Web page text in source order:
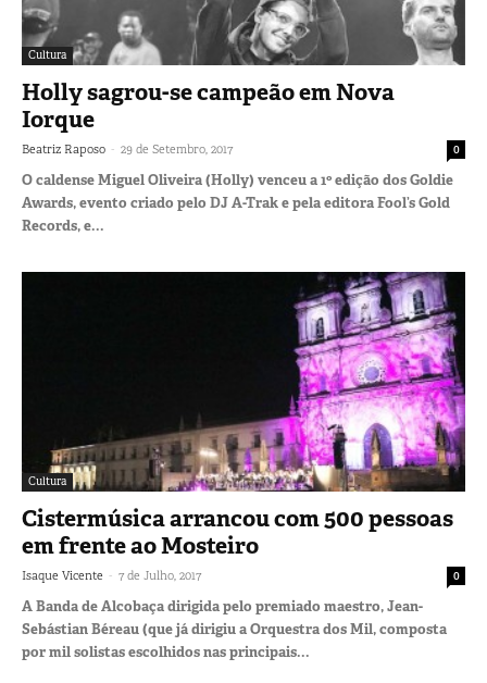
Cultura
Holly sagrou-se campeão em Nova
Iorque
Beatriz Raposo - 29 de Setembro, 2017 0
O caldense Miguel Oliveira (Holly) venceu a 1º edição dos Goldie
Awards, evento criado pelo DJ A-Trak e pela editora Fool’s Gold
Records, e...
Cultura
Cistermúsica arrancou com 500 pessoas
em frente ao Mosteiro
Isaque Vicente - 7 de Julho, 2017 0
A Banda de Alcobaça dirigida pelo premiado maestro, Jean-
Sebástian Béreau (que já dirigiu a Orquestra dos Mil, composta
por mil solistas escolhidos nas principais...